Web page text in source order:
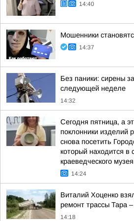
14:40
Мошенники
14:37
Без паники: сирены
следующей неделе
14:32
Сегодня пятница, а
поклонники изделий
снова посетить
который находится в
краеведческого
14:24
Виталий Хоценко
ремонт трассы Тара
14:18